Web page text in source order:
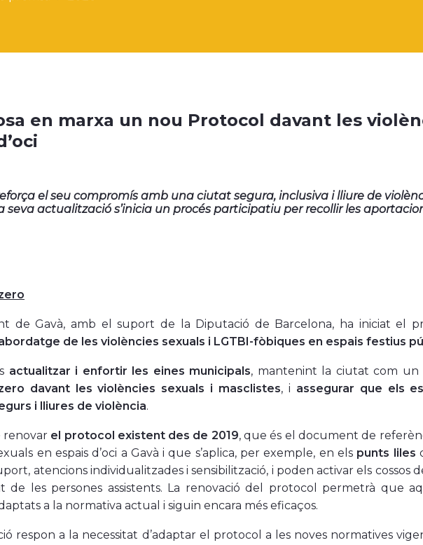
en marxa un nou Protocol davant les
el seu compromís amb una ciutat segura, inclusiva i lliure de
seva actualització s’inicia un procés participatiu per recollir les
de Gavà, amb el suport de la Diputació de Barcelona, ha iniciat el
de les violències sexuals i LGTBI-fòbiques en espais festius
actualitzar i enfortir les eines municipals, mantenint la ciutat com un
davant les violències sexuals i masclistes, i assegurar que els
i lliures de violència.
renovar el protocol existent des de 2019, que és el document de
en espais d’oci a Gavà i que s’aplica, per exemple, en els punts liles
atencions individualitzades i sensibilització, i poden activar els cossos
de les persones assistents. La renovació del protocol permetrà que
a la normativa actual i siguin encara més eficaços.
respon a la necessitat d’adaptar el protocol a les noves normatives